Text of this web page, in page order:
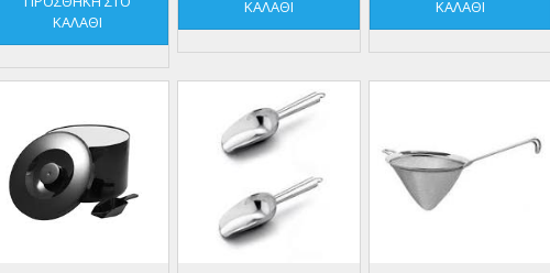
ΚΑΛΆΘΙ
ΚΑΛΆΘΙ
ΚΑΛΆΘΙ